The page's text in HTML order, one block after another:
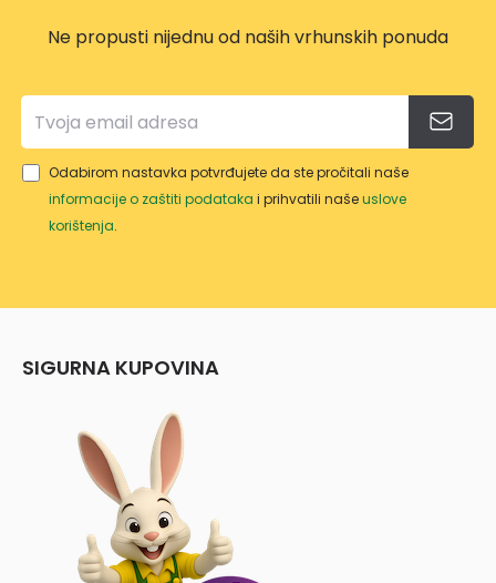
Ne propusti nijednu od naših vrhunskih ponuda
Odabirom nastavka potvrđujete da ste pročitali naše
informacije o zaštiti podataka i prihvatili našeuslove
korištenja.
SIGURNA KUPOVINA